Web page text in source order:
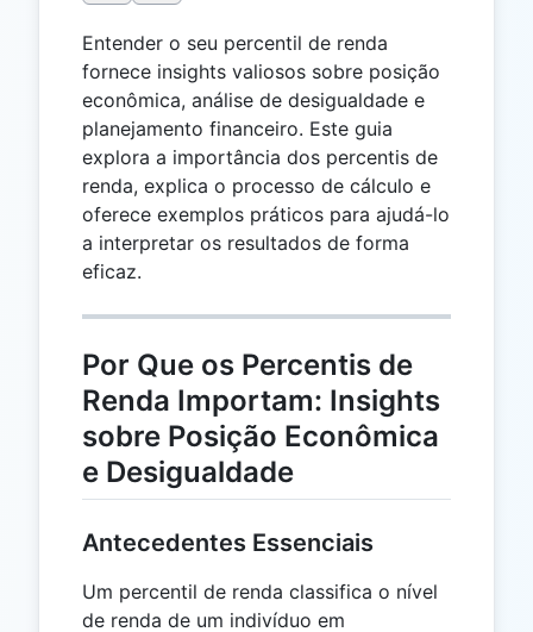
Entender o seu percentil de renda
fornece insights valiosos sobre posição
econômica, análise de desigualdade e
planejamento financeiro. Este guia
explora a importância dos percentis de
renda, explica o processo de cálculo e
oferece exemplos práticos para ajudá-lo
a interpretar os resultados de forma
eficaz.
Por Que os Percentis de
Renda Importam: Insights
sobre Posição Econômica
e Desigualdade
Antecedentes Essenciais
Um percentil de renda classifica o nível
de renda de um indivíduo em